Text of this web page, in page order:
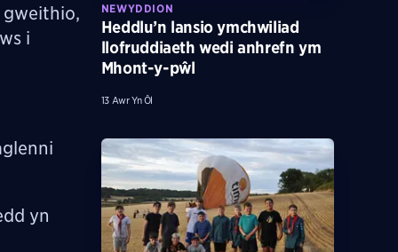
gweithio,
i
yn
NEWYDDION
Heddlu’n lansio ymchwiliad
llofruddiaeth wedi anhrefn ym
Mhont-y-pŵl
13 Awr Yn Ôl